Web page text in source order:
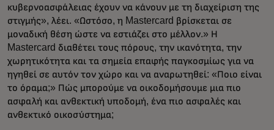
κυβερνοασφάλειας έχουν να κάνουν με τη διαχείριση της
στιγμής», λέει. «Ωστόσο, η Mastercard βρίσκεται σε
μοναδική θέση ώστε να εστιάζει στο μέλλον.» Η
Mastercard διαθέτει τους πόρους, την ικανότητα, την
χωρητικότητα και τα σημεία επαφής παγκοσμίως για να
ηγηθεί σε αυτόν τον χώρο και να αναρωτηθεί: «Ποιο είναι
το όραμα;» Πώς μπορούμε να οικοδομήσουμε μια πιο
ασφαλή και ανθεκτική υποδομή, ένα πιο ασφαλές και
ανθεκτικό οικοσύστημα;